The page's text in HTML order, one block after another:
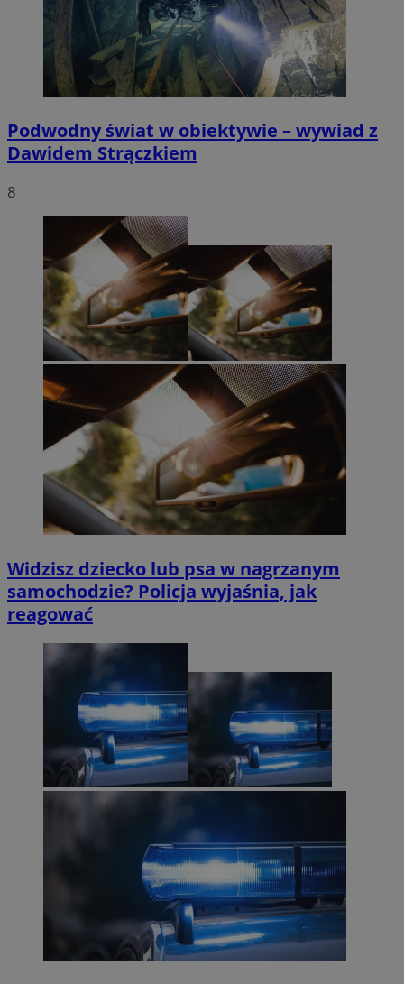
Podwodny świat w obiektywie – wywiad z
Dawidem Strączkiem
8
Widzisz dziecko lub psa w nagrzanym
samochodzie? Policja wyjaśnia, jak
reagować